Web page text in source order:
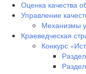
Оценка качества
Управление
Механизмы
Краеведческая
Конкурс